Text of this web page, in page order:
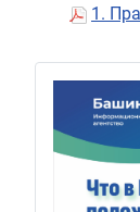
1.